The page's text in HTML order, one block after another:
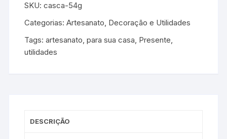
SKU:casca-54g
Categorias:Artesanato, Decoração e Utilidades
Tags:artesanato,para sua casa, Presente,
utilidades
DESCRIÇÃO